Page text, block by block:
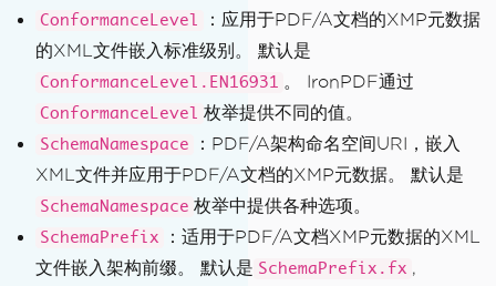
// Configure embedded file parameters
document.EmbedFileFromFilePath
to/attachment"
config);
// Save the document as PDF/A-3b
document.SaveAsPdfA3B( "output-with-co
nfigured-attachment.pdf");
ConformanceLevel
：应用于PDF/A文档的XMP元数据
的XML文件嵌入标准级别。 默认是
ConformanceLevel.EN16931 。 IronPDF通过
ConformanceLevel 枚举提供不同的值。
SchemaNamespace
：PDF/A架构命名空间URI，嵌入
XML文件并应用于PDF/A文档的XMP元数据。 默认是
SchemaNamespace 枚举中提供各种选项。
SchemaPrefix
：适用于PDF/A文档XMP元数据的XML
文件嵌入架构前缀。 默认是 SchemaPrefix.fx ,